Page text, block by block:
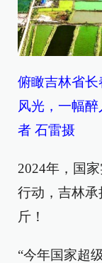
俯瞰吉林省长
风光，一幅
者 石雷摄
2024年，国
行动，吉林
斤！
“今年国家超